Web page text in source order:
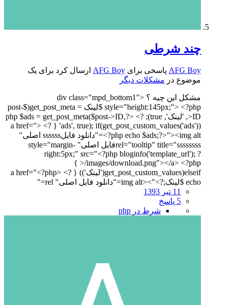
چند شرطی
AFG Boyپاسخی برای AFG Boyارسال کرد برای یک
موضوع در مشکلات دیگر
مشکل این چیه ؟ <div class="mpd_bottom1"
style="height:145px;"> <?php $لینک = get_post_meta($post-
>ID, 'لینک', true); ?> <?php $ads = get_post_meta($post->ID,
'ads', true); if(get_post_custom_values('ads')) { ?> <a href="
<?php echo $ads;?>"><img alt="دانلود فایلssssss اصلی"
rel="tooltip" title="ssssssssفایل اصلی" style="margin-
right:5px;" src="<?php bloginfo('template_url'); ?
>/images/download.png"></a> <?php }
elseif(get_post_custom_values('لینک')) { ?> <a href="<?php
echo $لینک;?>"><img alt="دانلود فایل اصلی" rel="
11 تیر 1393
5 پاسخ
شرط در php